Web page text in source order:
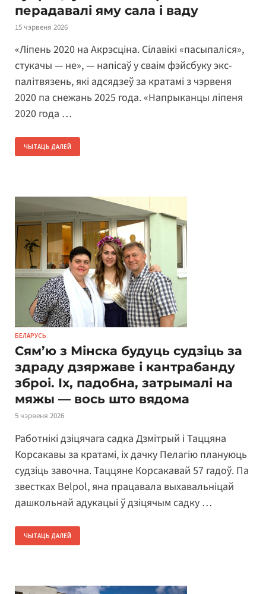
перадавалі яму сала і ваду
15 чэрвеня 2026
«Ліпень 2020 на Акрэсціна. Сілавікі «пасыпаліся»,
стукачы — не», — напісаў у сваім фэйсбуку экс-
палітвязень, які адсядзеў за кратамі з чэрвеня
2020 па снежань 2025 года. «Напрыканцы ліпеня
2020 года …
ЧЫТАЦЬ ДАЛЕЙ
БЕЛАРУСЬ
Сям’ю з Мінска будуць судзіць за
здраду дзяржаве і кантрабанду
зброі. Іх, падобна, затрымалі на
мяжы — вось што вядома
5 чэрвеня 2026
Работнікі дзіцячага садка Дзмітрый і Таццяна
Корсакавы за кратамі, іх дачку Пелагію плануюць
судзіць завочна. Таццяне Корсакавай 57 гадоў. Па
звестках Belpol, яна працавала выхавальніцай
дашкольнай адукацыі ў дзіцячым садку …
ЧЫТАЦЬ ДАЛЕЙ